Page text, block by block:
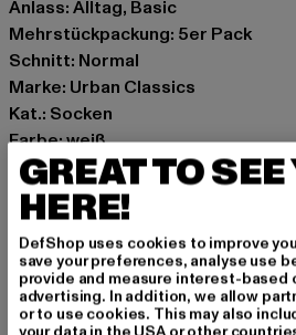
Anlass: Alltag, Basic
Mehrstückpackung: 5er Pack
Schnitt: Normal
Marke: Urban Classics
Kat.: Socken
Farbe: weiß
Hersteller Farbe:
white/black+white/black+white/
Materialzusammensetzung: 80%
Polyester, 3% Elasthan
Art.Nr: TB6803-14111
Hersteller: TB International
GREAT TO SEE
HERE!
DefShop uses cookies to improve
save your preferences, analyse use
provide and measure interest-based
advertising. In addition, we allow
or to use cookies. This may also